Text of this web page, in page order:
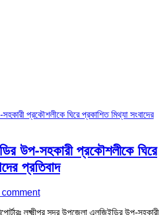
উপ-সহকারী প্রকৌশলীকে ঘিরে
প্রতিবাদ
comment
লক্ষ্মীপুর সদর উপজেলা এলজিইডির উপ-সহকারী